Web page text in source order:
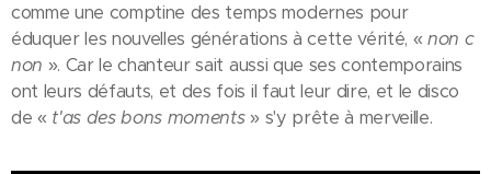
comme une comptine des temps modernes pour
éduquer les nouvelles générations à cette vérité, « non c
non ». Car le chanteur sait aussi que ses contemporains
ont leurs défauts, et des fois il faut leur dire, et le disco
de « t'as des bons moments» s'y prête à merveille.